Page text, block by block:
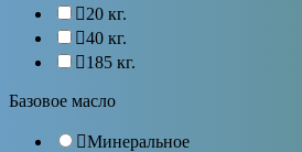
20 кг.
40 кг.
185 кг.
Базовое масло
Минеральное